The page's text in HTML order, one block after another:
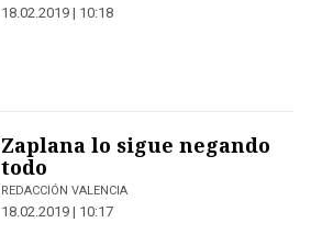
18.02.2019 | 10:18
Zaplana lo sigue negando
todo
REDACCIÓN VALENCIA
18.02.2019 | 10:17